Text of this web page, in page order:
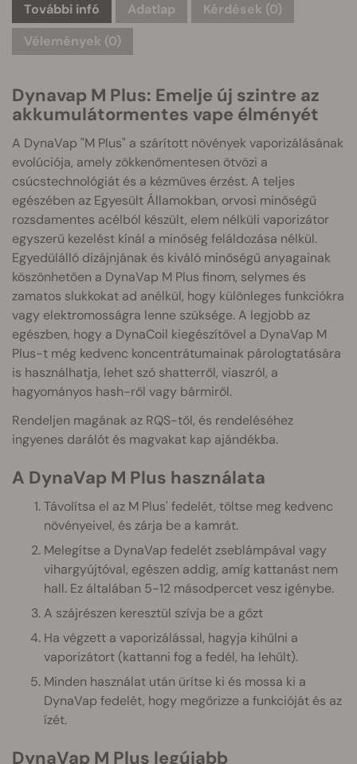
További infó Adatlap Kérdések (0)
Vélemények (0)
Dynavap M Plus: Emelje új szintre az
akkumulátormentes vape élményét
A DynaVap "M Plus" a szárított növények vaporizálásának
evolúciója, amely zökkenőmentesen ötvözi a
csúcstechnológiát és a kézműves érzést. A teljes
egészében az Egyesült Államokban, orvosi minőségű
rozsdamentes acélból készült, elem nélküli vaporizátor
egyszerű kezelést kínál a minőség feláldozása nélkül.
Egyedülálló dizájnjának és kiváló minőségű anyagainak
köszönhetően a DynaVap M Plus finom, selymes és
zamatos slukkokat ad anélkül, hogy különleges funkciókra
vagy elektromosságra lenne szüksége. A legjobb az
egészben, hogy a DynaCoil kiegészítővel a DynaVap M
Plus-t még kedvenc koncentrátumainak párologtatására
is használhatja, lehet szó shatterről, viaszról, a
hagyományos hash-ről vagy bármiről.
Rendeljen magának az RQS-től, és rendeléséhez
ingyenes darálót és magvakat kap ajándékba.
A DynaVap M Plus használata
Távolítsa el az M Plus' fedelét, töltse meg kedvenc
növényeivel, és zárja be a kamrát.
Melegítse a DynaVap fedelét zseblámpával vagy
vihargyújtóval, egészen addig, amíg kattanást nem
hall. Ez általában 5-12 másodpercet vesz igénybe.
A szájrészen keresztül szívja be a gőzt
Ha végzett a vaporizálással, hagyja kihűlni a
vaporizátort (kattanni fog a fedél, ha lehűlt).
Minden használat után ürítse ki és mossa ki a
DynaVap fedelét, hogy megőrizze a funkcióját és az
ízét.
DynaVap M Plus legújabb